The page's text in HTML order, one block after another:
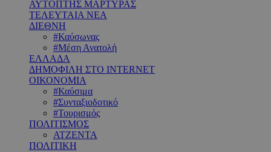
ΑΥΤΟΠΤΗΣ ΜΑΡΤΥΡΑΣ
ΤΕΛΕΥΤΑΙΑ ΝΕΑ
ΔΙΕΘΝΗ
#Καύσωνας
#Μέση Ανατολή
ΕΛΛΑΔΑ
ΔΗΜΟΦΙΛΗ ΣΤΟ INTERNET
ΟΙΚΟΝΟΜΙΑ
#Καύσιμα
#Συνταξιοδοτικό
#Τουρισμός
ΠΟΛΙΤΙΣΜΟΣ
ΑΤΖΕΝΤΑ
ΠΟΛΙΤΙΚΗ